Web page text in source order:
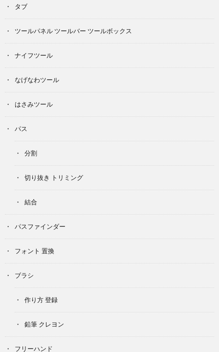
タブ
ツールパネル ツールバー ツールボックス
ナイフツール
なげなわツール
はさみツール
パス
分割
切り抜き トリミング
結合
パスファインダー
フォント 置換
ブラシ
作り方 登録
鉛筆 クレヨン
フリーハンド